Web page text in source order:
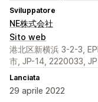
Sviluppatore
NE株式会社
Sito web
港北区新横浜 3-2-3,
市, JP-14, 2220033, JP
Lanciata
29 aprile 2022